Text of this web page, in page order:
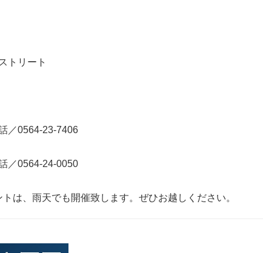
トリート
0564‐23‐7406
0564‐24‐0050
は、雨天でも開催致します。ぜひお越しください。